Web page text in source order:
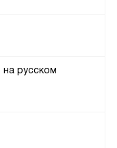
на русском